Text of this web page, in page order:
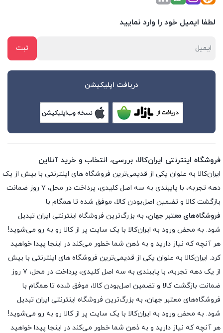
لطفا ایمیل خود را وارد نمایید
دریافت اپلیکیشن
فروشگاه اینترنتی ایران‌کالا، بررسی، انتخاب و خرید آنلاین
ایران‌کالا به عنوان یکی از قدیمی‌ترین فروشگاه های اینترنتی با بیش از یک
دهه تجربه، با پایبندی به سه اصل کلیدی، پرداخت در محل، ۷ روز ضمانت
بازگشت کالا و تضمین اصل‌بودن کالا، موفق شده تا همگام با
فروشگاه‌های معتبر جهان، به بزرگ‌ترین فروشگاه اینترنتی ایران تبدیل
شود. به محض ورود به ایران‌کالا با یک سایت پر از کالا رو به رو می‌شوید!
هر آنچه که نیاز دارید و به ذهن شما خطور می‌کند در اینجا پیدا خواهید
کرد. ایران‌کالا به عنوان یکی از قدیمی‌ترین فروشگاه های اینترنتی با بیش
از یک دهه تجربه، با پایبندی به سه اصل کلیدی، پرداخت در محل، ۷ روز
ضمانت بازگشت کالا و تضمین اصل‌بودن کالا، موفق شده تا همگام با
فروشگاه‌های معتبر جهان، به بزرگ‌ترین فروشگاه اینترنتی ایران تبدیل
شود. به محض ورود به ایران‌کالا با یک سایت پر از کالا رو به رو می‌شوید!
هر آنچه که نیاز دارید و به ذهن شما خطور می‌کند در اینجا پیدا خواهید